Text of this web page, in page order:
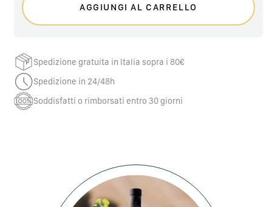
AGGIUNGI AL CARRELLO
Spedizione gratuita in Italia sopra i 80€
Spedizione in 24/48h
Soddisfatti o rimborsati entro 30 giorni